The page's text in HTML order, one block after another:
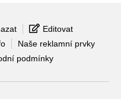
Editovat
Naše reklamní prvky
podmínky